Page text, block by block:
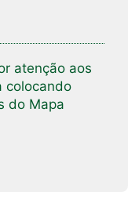
atenção aos
colocando
do Mapa